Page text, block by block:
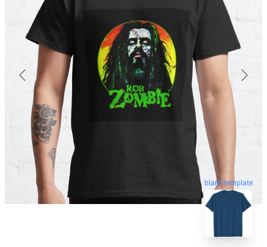
blank template